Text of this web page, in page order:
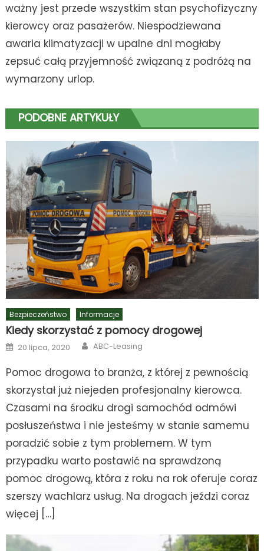
ważny jest przede wszystkim stan psychofizyczny
kierowcy oraz pasażerów. Niespodziewana
awaria klimatyzacji w upalne dni mogłaby
zepsuć całą przyjemność związaną z podróżą na
wymarzony urlop.
PODOBNE ARTYKUŁY
Bezpieczeństwo Informacje
Kiedy skorzystać z pomocy drogowej
Posted
on
20 lipca, 2020 Author
ABC-Leasing
Pomoc drogowa to branża, z której z pewnością
skorzystał już niejeden profesjonalny kierowca.
Czasami na środku drogi samochód odmówi
posłuszeństwa i nie jesteśmy w stanie samemu
poradzić sobie z tym problemem. W tym
przypadku warto postawić na sprawdzoną
pomoc drogową, która z roku na rok oferuje coraz
szerszy wachlarz usług. Na drogach jeździ coraz
więcej […]